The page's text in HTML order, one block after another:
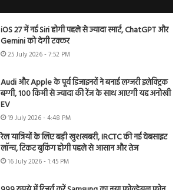
iOS 27 में नई Siri होगी पहले से ज्यादा स्मार्ट, ChatGPT और
Gemini को देगी टक्कर
25 July 2026 - 7:52 PM
Audi और Apple के पूर्व डिजाइनरों ने बनाई लग्जरी इलेक्ट्रिक
बग्गी, 100 किमी से ज्यादा की रेंज के साथ आएगी यह अनोखी
EV
19 July 2026 - 4:48 PM
रेल यात्रियों के लिए बड़ी खुशखबरी, IRCTC की नई वेबसाइट
लॉन्च, टिकट बुकिंग होगी पहले से आसान और तेज
16 July 2026 - 1:45 PM